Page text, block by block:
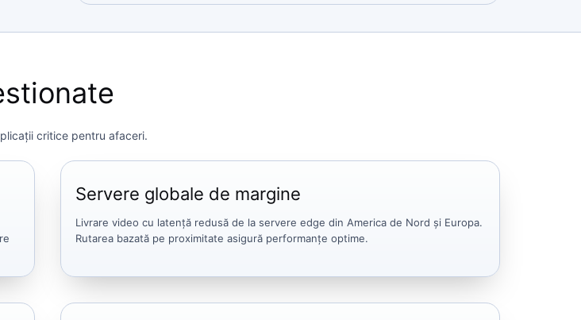
critice pentru afaceri.
Servere globale de margine
Livrare video cu latență redusă de la servere edge din America de Nord și Europa.
Rutarea bazată pe proximitate asigură performanțe optime.